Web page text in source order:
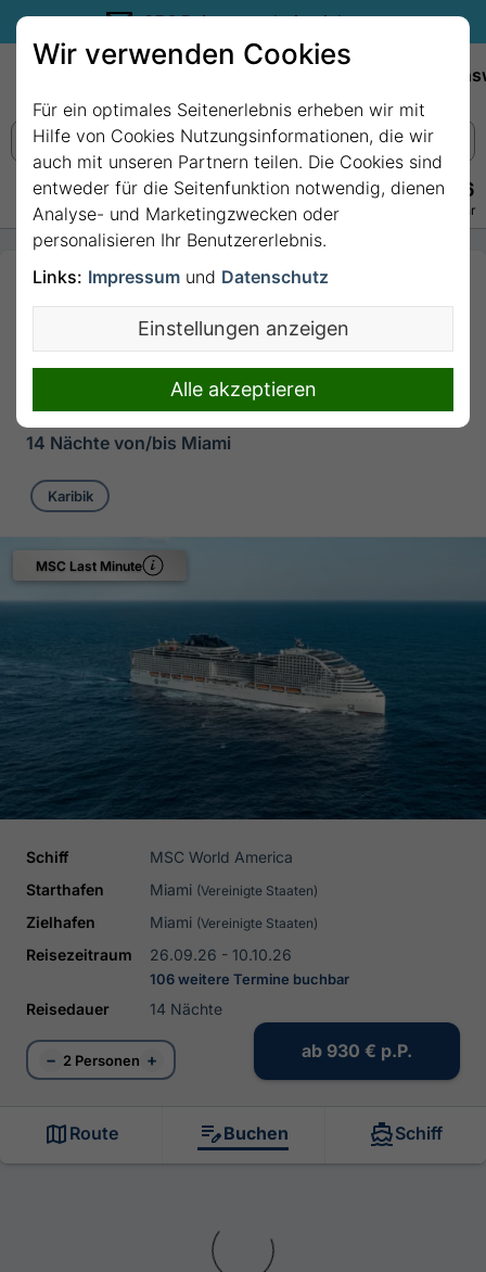
35€ Reisegutschein sichern.
+49 228 3875 7256
Persönlich · Kostenlos · Täglich 08–22 Uhr
14 Nächte Karibik ab
Miami bis Ocean Cay -
MSC Marine Reserve
mit MSC World
America
14 Nächte von/bis Miami
Karibik
MSC Last Minute
Schiff
MSC World America
Starthafen
Miami (Vereinigte Staaten)
Zielhafen Miami (Vereinigte Staaten)
Reisezeitraum 26.09.26 - 10.10.26
106 weitere Termine buchbar
Reisedauer 14 Nächte
− 2 Personen + ab 930 € p.P.
Route Buchen Schiff
Wir verwenden Cookies
Für ein optimales Seitenerlebnis erheben wir mit
Hilfe von Cookies Nutzungsinformationen, die wir
auch mit unseren Partnern teilen. Die Cookies sind
entweder für die Seitenfunktion notwendig, dienen
Analyse- und Marketingzwecken oder
personalisieren Ihr Benutzererlebnis.
Links: Impressum und Datenschutz
Einstellungen anzeigen
Alle akzeptieren